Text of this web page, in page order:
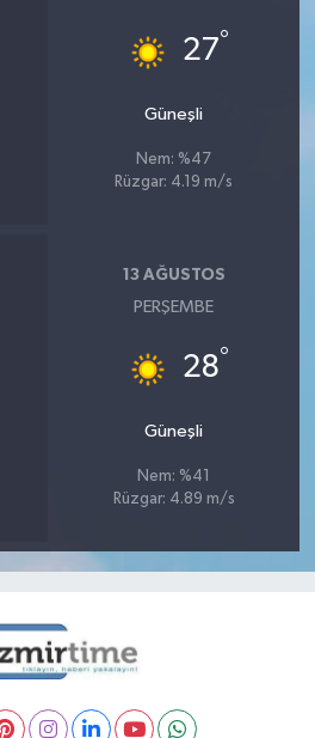
27°
Güneşli
Nem: %47
Rüzgar: 4.19 m/s
13 AĞUSTOS
PERŞEMBE
28°
Güneşli
Nem: %41
Rüzgar: 4.89 m/s